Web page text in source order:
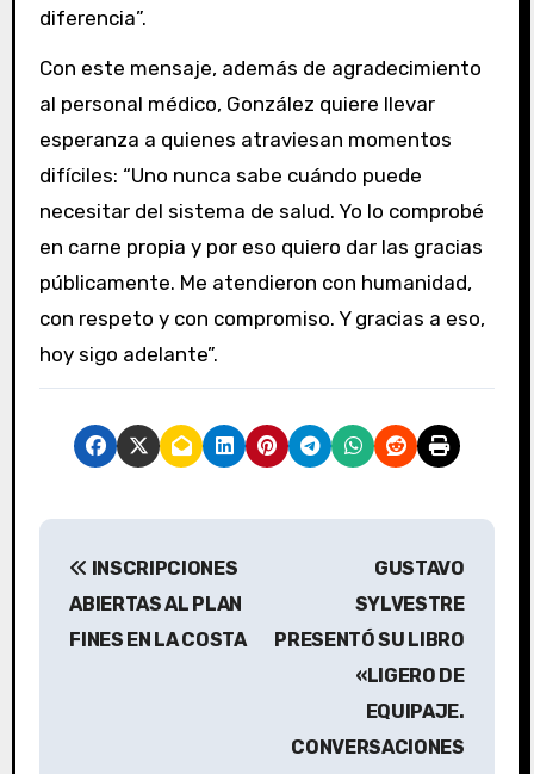
diferencia”.
Con este mensaje, además de agradecimiento
al personal médico, González quiere llevar
esperanza a quienes atraviesan momentos
difíciles: “Uno nunca sabe cuándo puede
necesitar del sistema de salud. Yo lo comprobé
en carne propia y por eso quiero dar las gracias
públicamente. Me atendieron con humanidad,
con respeto y con compromiso. Y gracias a eso,
hoy sigo adelante”.
N
INSCRIPCIONES
ABIERTAS AL PLAN
FINES EN LA COSTA
GUSTAVO
SYLVESTRE
PRESENTÓ SU LIBRO
«LIGERO DE
EQUIPAJE.
CONVERSACIONES